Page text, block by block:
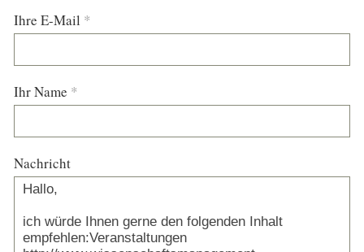
Ihre E-Mail *
Ihr Name *
Nachricht